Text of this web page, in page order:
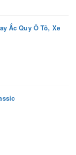
Ắc Quy Ô Tô, Xe